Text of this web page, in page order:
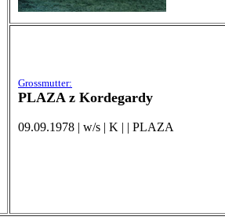
Grossmutter:
PLAZA z Kordegardy
09.09.1978 | w/s | K | | PLAZA